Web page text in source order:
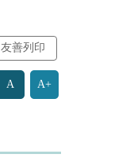
友善列印
A A+